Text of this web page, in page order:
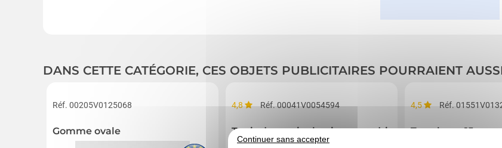
DANS CETTE CATÉGORIE, CES OBJETS PUBLICITAIRES POURRAIENT
Réf. 00205V0125068
Gomme ovale
4,8 Réf. 00041V0054594
Tapis de souris classique quadri
4,5 Réf.
Trombone 15
Continuer sans accepter